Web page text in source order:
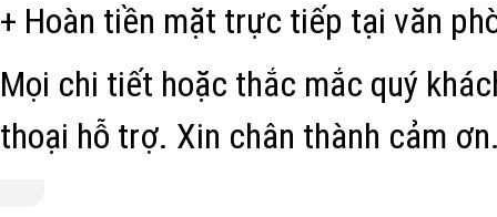
+ Hoàn tiền mặt trực tiếp tại văn
Mọi chi tiết hoặc thắc mắc quý
thoại hỗ trợ. Xin chân thành cảm